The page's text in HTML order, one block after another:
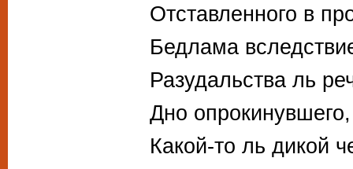
Отставленного в
Бедлама
Разудальства ль
Дно
Какой-то ль дикой